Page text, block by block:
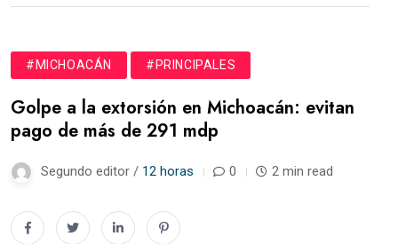
#MICHOACÁN #PRINCIPALES
Golpe a la extorsión en Michoacán: evitan
pago de más de 291 mdp
Segundo editor / 12 horas 0 2 min read